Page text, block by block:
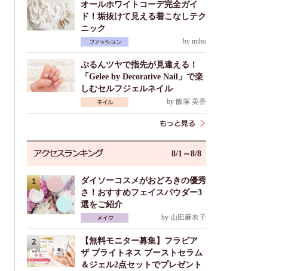
オールホワイトコーデ完全ガイ
ド！垢抜けて見える着こなしテク
ニック
by miho
ぷるんツヤで指先が見違える！
「Gelee by Decorative Nail」で楽
しむセルフジェルネイル
by 飯塚 美香
8/1～8/8
ダイソーコスメがおどろきの優秀
さ！おすすめフェイスパウダー3
選をご紹介
by 山田麻衣子
【無料モニター募集】フラビア
ザ ブライトネス ブーストセラム
＆ジェル2点セットでプレゼント